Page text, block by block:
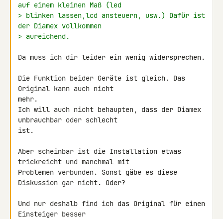
auf einem kleinen Maß (led
> blinken lassen,lcd ansteuern, usw.) Dafür ist
der Diamex vollkommen
> aureichend.
Da muss ich dir leider ein wenig widersprechen.
Die Funktion beider Geräte ist gleich. Das
Original kann auch nicht
mehr.
Ich will auch nicht behaupten, dass der Diamex
unbrauchbar oder schlecht
ist.
Aber scheinbar ist die Installation etwas
trickreicht und manchmal mit
Problemen verbunden. Sonst gäbe es diese
Diskussion gar nicht. Oder?
Und nur deshalb find ich das Original für einen
Einsteiger besser